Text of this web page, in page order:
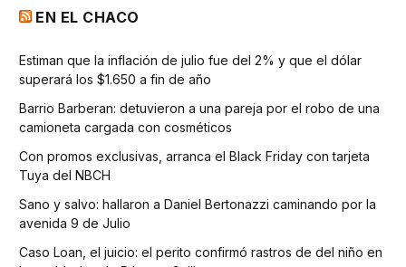
EN EL CHACO
Estiman que la inflación de julio fue del 2% y que el dólar
superará los $1.650 a fin de año
Barrio Barberan: detuvieron a una pareja por el robo de una
camioneta cargada con cosméticos
Con promos exclusivas, arranca el Black Friday con tarjeta
Tuya del NBCH
Sano y salvo: hallaron a Daniel Bertonazzi caminando por la
avenida 9 de Julio
Caso Loan, el juicio: el perito confirmó rastros de del niño en